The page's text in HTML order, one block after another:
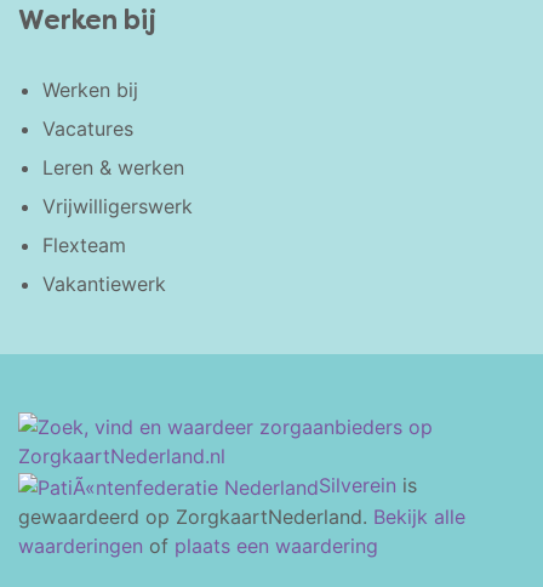
Werken bij
Werken bij
Vacatures
Leren & werken
Vrijwilligerswerk
Flexteam
Vakantiewerk
Silverein is
gewaardeerd op ZorgkaartNederland. Bekijk alle
waarderingen of plaats een waardering